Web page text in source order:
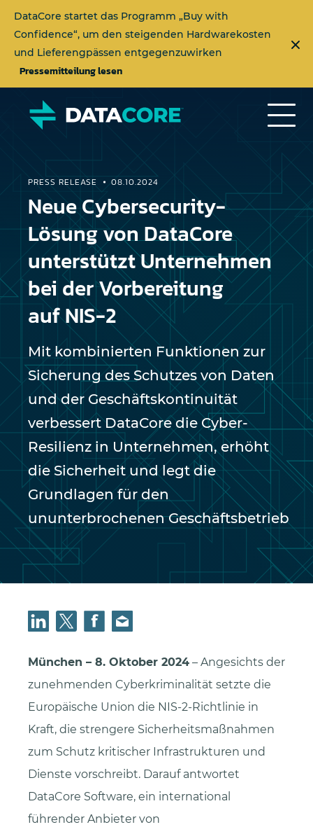
DataCore startet das Programm „Buy with
Confidence“, um den steigenden Hardwarekosten
und Lieferengpässen entgegenzuwirken
Pressemitteilung lesen
PRESS RELEASE 08.10.2024
Neue Cybersecurity-
Lösung von DataCore
unterstützt Unternehmen
bei der Vorbereitung
auf NIS-2
Mit kombinierten Funktionen zur
Sicherung des Schutzes von Daten
und der Geschäftskontinuität
verbessert DataCore die Cyber-
Resilienz in Unternehmen, erhöht
die Sicherheit und legt die
Grundlagen für den
ununterbrochenen Geschäftsbetrieb
München – 8. Oktober 2024 – Angesichts der
zunehmenden Cyberkriminalität setzte die
Europäische Union die NIS-2-Richtlinie in
Kraft, die strengere Sicherheitsmaßnahmen
zum Schutz kritischer Infrastrukturen und
Dienste vorschreibt. Darauf antwortet
DataCore Software, ein international
führender Anbieter von